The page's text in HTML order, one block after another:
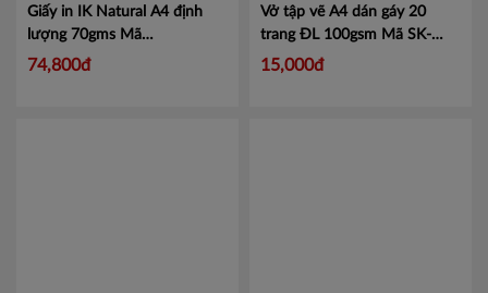
Giấy in IK Natural A4 định
lượng 70gms Mã
IKNATURALA4
74,800đ
Vở tập vẽ A4 dán gáy 20
trang ĐL 100gsm Mã SK-
BA4D-Y1
15,000đ